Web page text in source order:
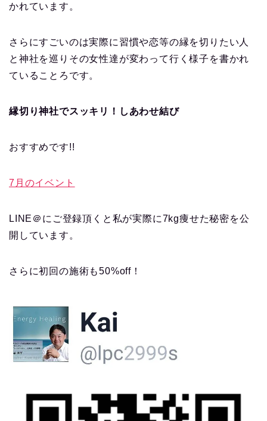
かれています。
さらにすごいのは実際に習慣や恋等の縁を切りたい人
と神社を巡りその女性達が変わって行く様子を書かれ
ていることろです。
縁切り神社でスッキリ！しあわせ結び
おすすめです!!
7月のイベント
LINE＠にご登録頂くと私が実際に7kg痩せた秘密を公
開しています。
さらに初回の施術も50%off！